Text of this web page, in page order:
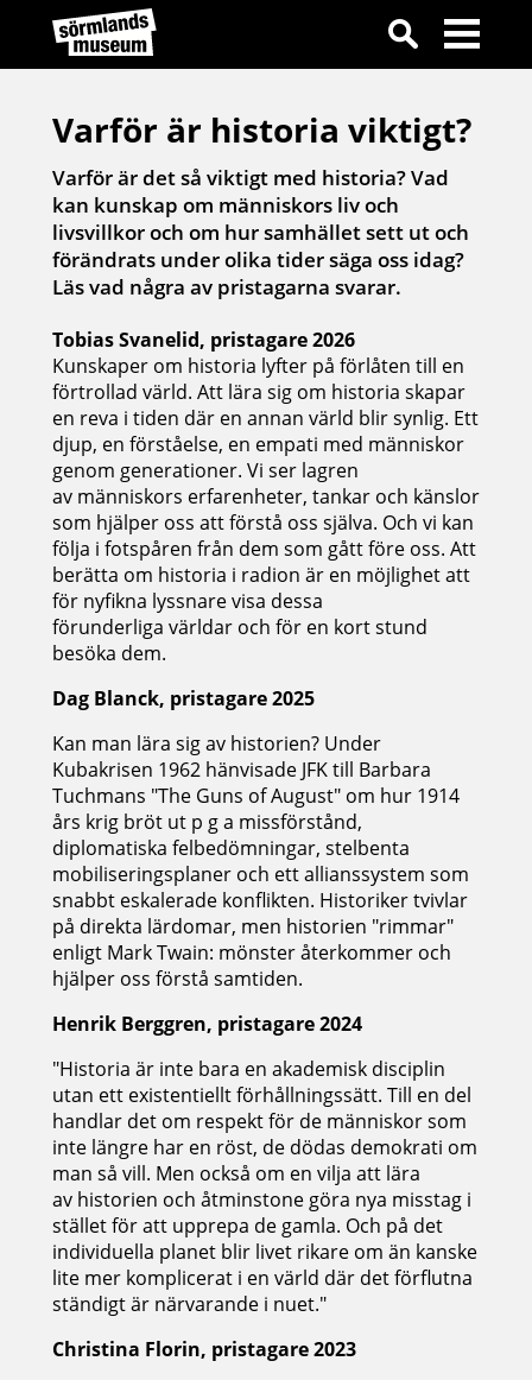
Varför är historia viktigt?
Varför är det så viktigt med historia? Vad
kan kunskap om människors liv och
livsvillkor och om hur samhället sett ut och
förändrats under olika tider säga oss idag?
Läs vad några av pristagarna svarar.
Tobias Svanelid, pristagare 2026
Kunskaper om historia lyfter på förlåten till en
förtrollad värld. Att lära sig om historia skapar
en reva i tiden där en annan värld blir synlig. Ett
djup, en förståelse, en empati med människor
genom generationer. Vi ser lagren
av människors erfarenheter, tankar och känslor
som hjälper oss att förstå oss själva. Och vi kan
följa i fotspåren från dem som gått före oss. Att
berätta om historia i radion är en möjlighet att
för nyfikna lyssnare visa dessa
förunderliga världar och för en kort stund
besöka dem.
Dag Blanck, pristagare 2025
Kan man lära sig av historien? Under
Kubakrisen 1962 hänvisade JFK till Barbara
Tuchmans "The Guns of August" om hur 1914
års krig bröt ut p g a missförstånd,
diplomatiska felbedömningar, stelbenta
mobiliseringsplaner och ett allianssystem som
snabbt eskalerade konflikten. Historiker tvivlar
på direkta lärdomar, men historien "rimmar"
enligt Mark Twain: mönster återkommer och
hjälper oss förstå samtiden.
Henrik Berggren, pristagare 2024
"Historia är inte bara en akademisk disciplin
utan ett existentiellt förhållningssätt. Till en del
handlar det om respekt för de människor som
inte längre har en röst, de dödas demokrati om
man så vill. Men också om en vilja att lära
av historien och åtminstone göra nya misstag i
stället för att upprepa de gamla. Och på det
individuella planet blir livet rikare om än kanske
lite mer komplicerat i en värld där det förflutna
ständigt är närvarande i nuet."
Christina Florin, pristagare 2023